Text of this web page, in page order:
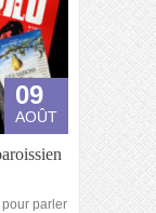
09
AOÛT
parler